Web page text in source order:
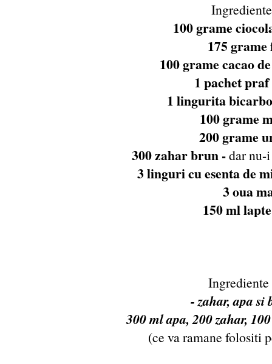
100 grame
175
100 grame cacao
1 pachet
1 lingurita
100 grame
200 grame
300 zahar brun -dar nu-
3 linguri cu esenta de
3 oua
150 ml
- zahar, apa
300 ml apa, 200 zahar,
(ce va ramane folositi